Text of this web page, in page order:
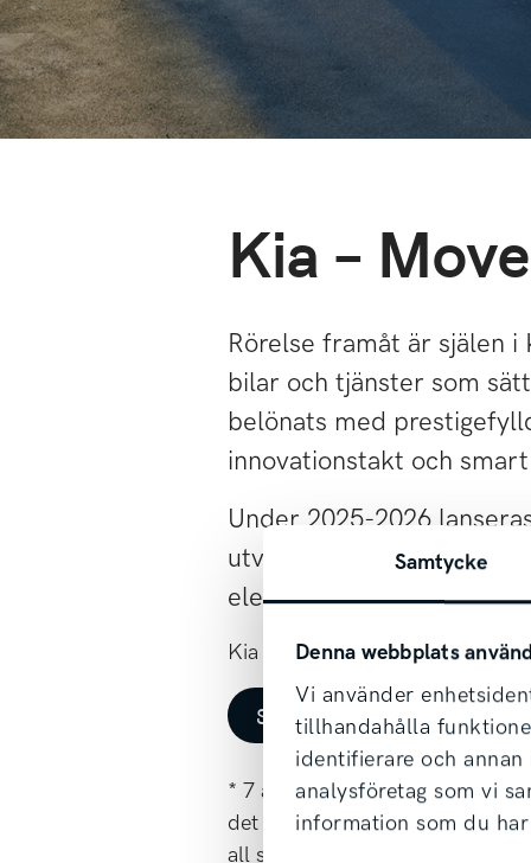
Samtycke
Denna webbplats
Vi använder
tillhandahålla
identifierare och
analysföretag som vi
information som du
Kia –
Rörelse framåt är själen
bilar och tjänster som
belönats med
innovationstakt och
Under 2025-2026
utvecklade för att
elektriska
Kia vill inspirera till en hållbar
Se våra Kia-modeller
* 7 år nybilsgaranti: Garantin
det som först uppnås,
all service utföras antingen av